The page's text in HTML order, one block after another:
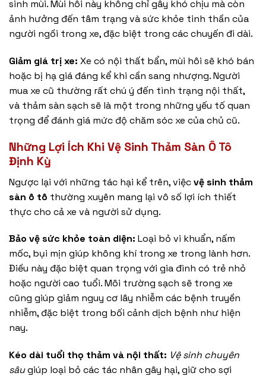
sinh mùi. Mùi hôi này không chỉ gây khó chịu mà còn
ảnh hưởng đến tâm trạng và sức khỏe tinh thần của
người ngồi trong xe, đặc biệt trong các chuyến đi dài.
Giảm giá trị xe: Xe có nội thất bẩn, mùi hôi sẽ khó bán
hoặc bị hạ giá đáng kể khi cần sang nhượng. Người
mua xe cũ thường rất chú ý đến tình trạng nội thất,
và thảm sàn sạch sẽ là một trong những yếu tố quan
trọng để đánh giá mức độ chăm sóc xe của chủ cũ.
Những Lợi Ích Khi Vệ Sinh Thảm Sàn Ô Tô
Định Kỳ
Ngược lại với những tác hại kể trên, việcvệ sinh thảm
sàn ô tô thường xuyên mang lại vô số lợi ích thiết
thực cho cả xe và người sử dụng.
Bảo vệ sức khỏe toàn diện: Loại bỏ vi khuẩn, nấm
mốc, bụi mịn giúp không khí trong xe trong lành hơn.
Điều này đặc biệt quan trọng với gia đình có trẻ nhỏ
hoặc người cao tuổi. Môi trường sạch sẽ trong xe
cũng giúp giảm nguy cơ lây nhiễm các bệnh truyền
nhiễm, đặc biệt trong bối cảnh dịch bệnh như hiện
nay.
Kéo dài tuổi thọ thảm và nội thất: Vệ sinh chuyên
sâugiúp loại bỏ các tác nhân gây hại, giữ cho sợi